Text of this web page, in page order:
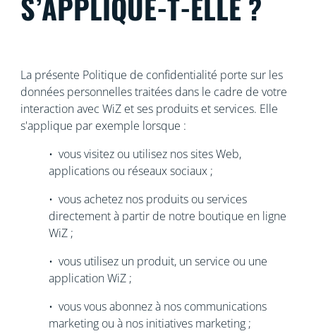
La présente Politique de confidentialité porte sur les
données personnelles traitées dans le cadre de votre
interaction avec WiZ et ses produits et services. Elle
s'applique par exemple lorsque :
• vous visitez ou utilisez nos sites Web,
applications ou réseaux sociaux ;
• vous achetez nos produits ou services
directement à partir de notre boutique en ligne
WiZ ;
• vous utilisez un produit, un service ou une
application WiZ ;
• vous vous abonnez à nos communications
marketing ou à nos initiatives marketing ;